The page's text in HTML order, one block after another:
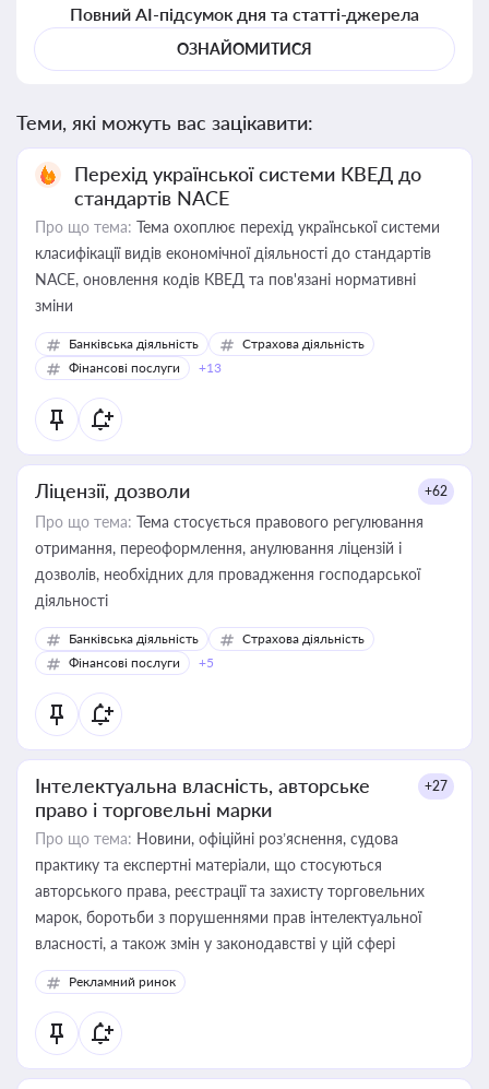
Повний AI-підсумок дня та статті-джерела
ОЗНАЙОМИТИСЯ
Теми, які можуть вас зацікавити:
Перехід української системи КВЕД до
стандартів NACE
Про що тема: Тема охоплює перехід української системи
класифікації видів економічної діяльності до стандартів
NACE, оновлення кодів КВЕД та пов'язані нормативні
зміни
Банківська діяльність
Страхова діяльність
Фінансові послуги
+13
Ліцензії, дозволи +62
Про що тема: Тема стосується правового регулювання
отримання, переоформлення, анулювання ліцензій і
дозволів, необхідних для провадження господарської
діяльності
Банківська діяльність
Страхова діяльність
Фінансові послуги
+5
Інтелектуальна власність, авторське
право і торговельні марки
+27
Про що тема: Новини, офіційні роз’яснення, судова
практику та експертні матеріали, що стосуються
авторського права, реєстрації та захисту торговельних
марок, боротьби з порушеннями прав інтелектуальної
власності, а також змін у законодавстві у цій сфері
Рекламний ринок